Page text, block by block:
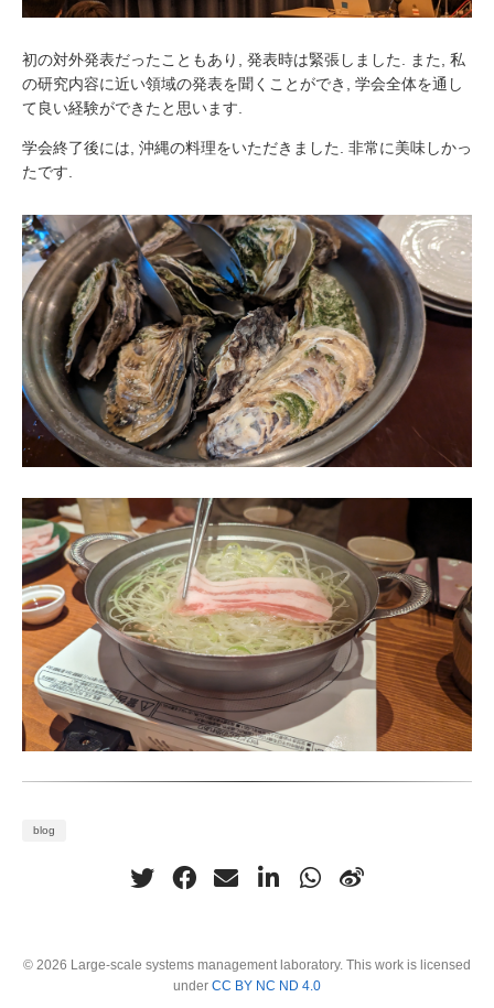
初の対外発表だったこともあり, 発表時は緊張しました. また, 私
の研究内容に近い領域の発表を聞くことができ, 学会全体を通し
て良い経験ができたと思います.
学会終了後には, 沖縄の料理をいただきました. 非常に美味しかっ
たです.
blog
© 2026 Large-scale systems management laboratory. This work is licensed
under CC BY NC ND 4.0